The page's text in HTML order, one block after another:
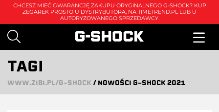
CHCESZ MIEĆ GWARANCJĘ ZAKUPU ORYGINALNEGO G-SHOCK? KUP
ZEGAREK PROSTO U DYSTRYBUTORA, NA TIMETREND.PL LUB U
AUTORYZOWANEGO SPRZEDAWCY.
TAGI
WWW.ZIBI.PL/G-SHOCK / NOWOŚCI G-SHOCK 2021